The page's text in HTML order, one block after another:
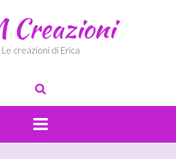
Creazioni
Le creazioni di Erica